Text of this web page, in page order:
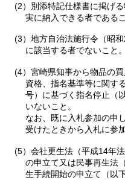
(2）別添特記仕様書に掲げ
実に納入できる者であるこ
(3）地方自治法施行令（昭
に該当する者でないこと。
(4）宮崎県知事から物品の
資格、指名基準等に関す
号）に基づく指名停止（
いないこと。
なお、既に入札参加の申
受けたときから入札に参
(5）会社更生法（平成14年
の申立て又は民事再生法
生手続開始の申立て（以